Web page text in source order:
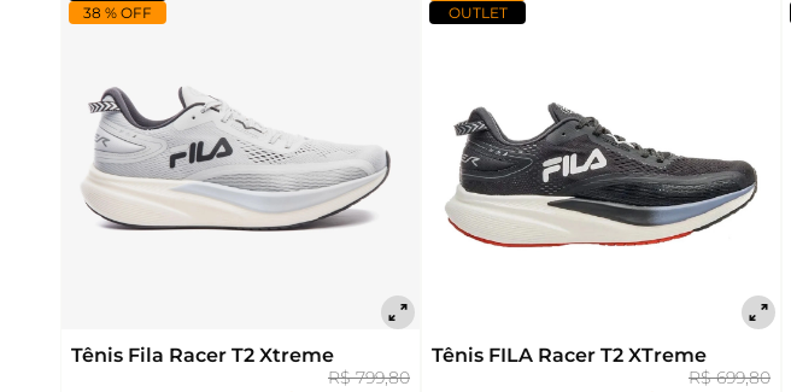
38 % OFF
Tênis Fila Racer T2 Xtreme
R$ 799,80
OUTLET
Tênis FILA Racer T2 XTreme
R$ 699,80